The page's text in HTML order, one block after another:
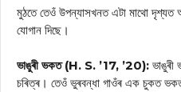
মুঠতে তেওঁ উপন্যাসখনত এটা মাথো দৃশ্যত
যোগান দিছে।
ভাঙুৰী ভকত (H. S. ’17, ’20):
চৰিত্ৰ। তেওঁ ভুৰবন্ধা গাওঁৰ এক চুকত